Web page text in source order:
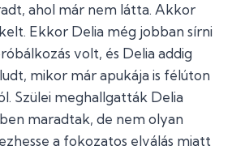
ahol már nem látta. Akkor
Ekkor Delia még jobban sírni
volt, és Delia addig
mikor már apukája is félúton
Szülei meghallgatták Delia
maradtak, de nem olyan
a fokozatos elválás miatt